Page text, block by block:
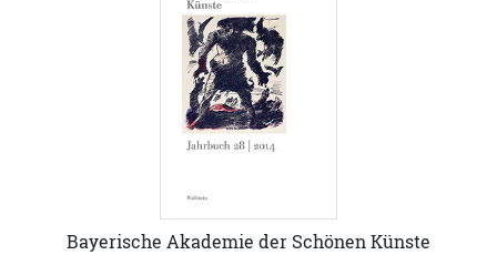
Bayerische Akademie der Schönen Künste